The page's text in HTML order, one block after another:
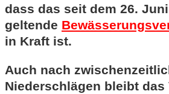
dass das seit dem 26.
geltende
in Kraft ist.
Auch nach
Niederschlägen bleibt das